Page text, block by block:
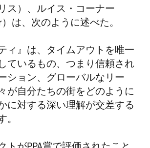
ス）、ルイス・コーナー
は、次のように述べた。
ィ』は、タイムアウトを唯一
ているもの、つまり信頼され
ション、グローバルなリー
が自分たちの街をどのように
に対する深い理解が交差する
。